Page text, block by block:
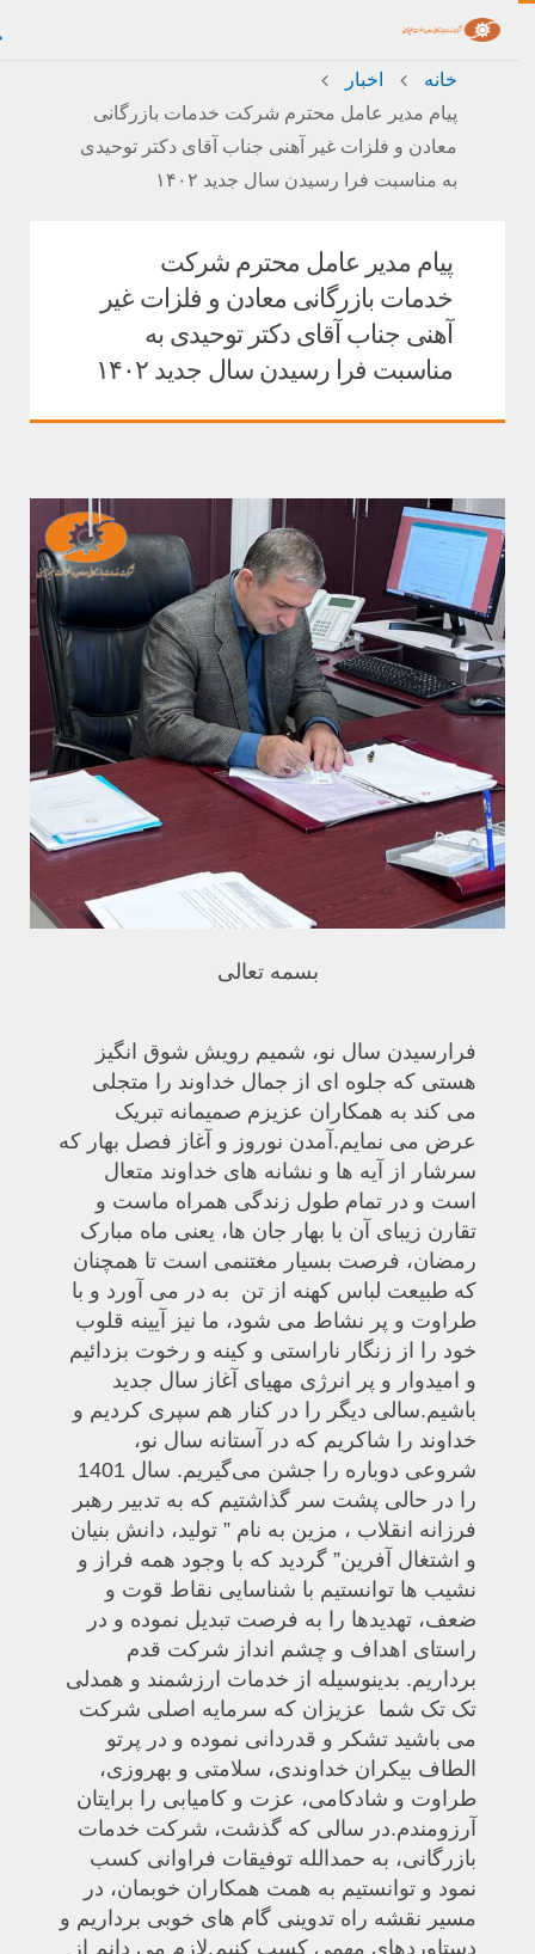
خانه
اخبار
پیام مدیر عامل محترم شرکت خدمات بازرگانی
معادن و فلزات غیر آهنی جناب آقای دکتر توحیدی
به مناسبت فرا رسیدن سال جدید ۱۴۰۲
پیام مدیر عامل محترم شرکت
خدمات بازرگانی معادن و فلزات غیر
آهنی جناب آقای دکتر توحیدی به
مناسبت فرا رسیدن سال جدید ۱۴۰۲
بسمه تعالی
فرارسیدن سال نو، شمیم رویش شوق انگیز
هستی که جلوه ای از جمال خداوند را متجلی
می کند به همکاران عزیزم صمیمانه تبریک
عرض می نمایم.آمدن نوروز و آغاز فصل بهار که
سرشار از آیه ها و نشانه های خداوند متعال
است و در تمام طول زندگی همراه ماست و
تقارن زیبای آن با بهار جان ها، یعنی ماه مبارک
رمضان، فرصت بسیار مغتنمی است تا همچنان
که طبیعت لباس کهنه از تن به در می آورد و با
طراوت و پر نشاط می شود، ما نیز آیینه قلوب
خود را از زنگار ناراستی و کینه و رخوت بزدائیم
و امیدوار و پر انرژی مهیای آغاز سال جدید
باشیم.سالی دیگر را در کنار هم سپری کردیم و
خداوند را شاکریم که در آستانه سال نو،
شروعی دوباره را جشن می‌گیریم. سال 1401
را در حالی پشت سر گذاشتیم که به تدبیر رهبر
فرزانه انقلاب ، مزین به نام ” تولید، دانش بنیان
و اشتغال آفرین” گردید که با وجود همه فراز و
نشیب ها توانستیم با شناسایی نقاط قوت و
ضعف، تهدیدها را به فرصت تبدیل نموده و در
راستای اهداف و چشم انداز شرکت قدم
برداریم. بدینوسیله از خدمات ارزشمند و همدلی
تک تک شما عزیزان که سرمایه اصلی شرکت
می باشید تشکر و قدردانی نموده و در پرتو
الطاف بیکران خداوندی، سلامتی و بهروزی،
طراوت و شادکامی، عزت و کامیابی را برایتان
آرزومندم.در سالی که گذشت، شرکت خدمات
بازرگانی، به حمدالله توفیقات فراوانی کسب
نمود و توانستیم به همت همکاران خوبمان، در
مسیر نقشه راه تدوینی گام های خوبی برداریم و
دستاوردهای مهمی کسب کنیم.لازم می دانم از